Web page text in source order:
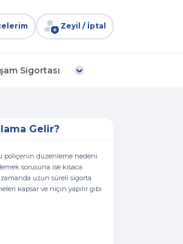
Zeyil / İptal
Sigortası
Gelir?
poliçenin düzenleme nedeni
sorusuna ise kısaca
zamanda uzun süreli sigorta
kapsar ve niçin yapılır gibi